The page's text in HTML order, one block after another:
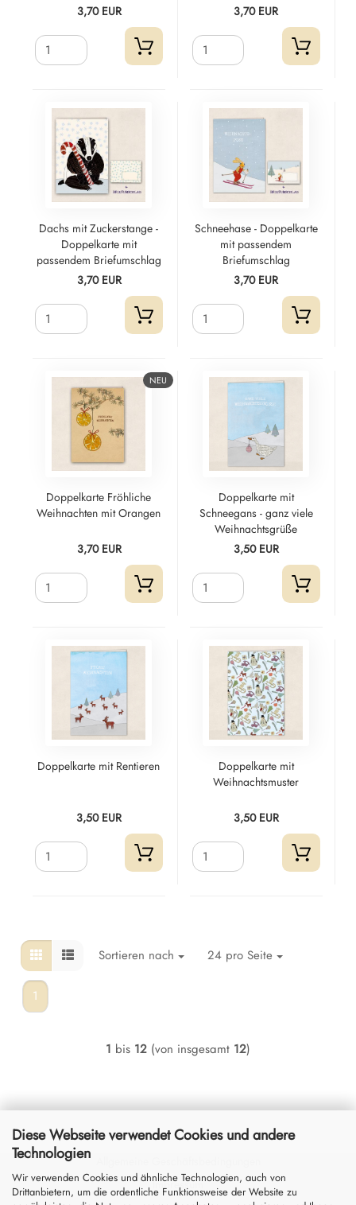
Diese Webseite verwendet Cookies und andere
Technologien
Wir verwenden Cookies und ähnliche Technologien, auch von
Drittanbietern, um die ordentliche Funktionsweise der Website zu
3,70 EUR 3,70 EUR
Dachs mit Zuckerstange -
Doppelkarte mit
passendem Briefumschlag
3,70 EUR
Schneehase - Doppelkarte
mit passendem
Briefumschlag
3,70 EUR
NEU
Doppelkarte Fröhliche
Weihnachten mit Orangen
3,70 EUR
Doppelkarte mit
Schneegans - ganz viele
Weihnachtsgrüße
3,50 EUR
Doppelkarte mit Rentieren
3,50 EUR
Doppelkarte mit
Weihnachtsmuster
3,50 EUR
Sortieren nach 24 pro Seite
1
1 bis 12 (von insgesamt 12)
Impressum